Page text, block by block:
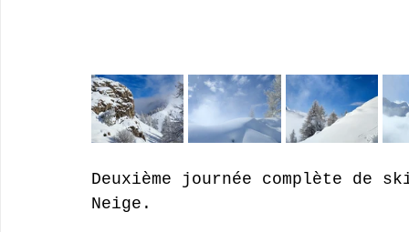
Deuxième journée complète de
Neige.